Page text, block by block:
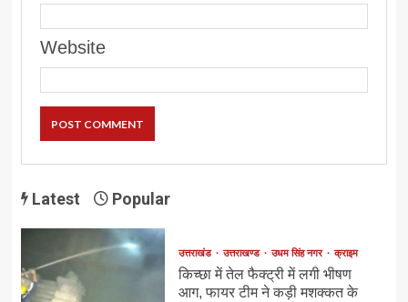
Website
Latest Popular
उत्तराखंड उत्तराखण्ड उधम सिंह नगर क्राइम
किच्छा में तेल फैक्ट्री में लगी भीषण
आग, फायर टीम ने कड़ी मशक्कत के